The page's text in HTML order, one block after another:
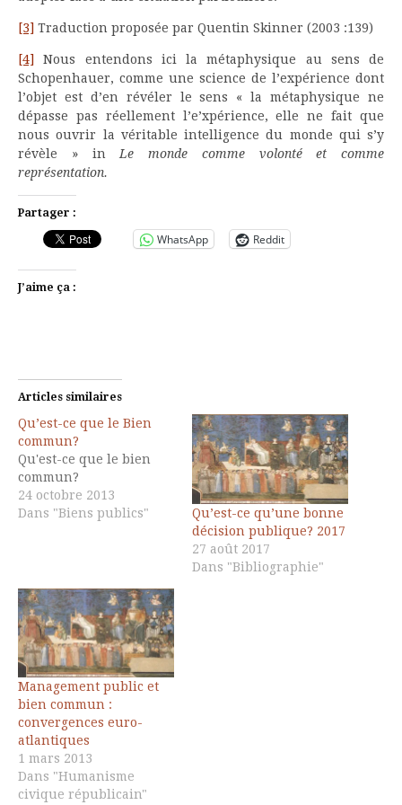
[3] Traduction proposée par Quentin Skinner (2003 :139)
[4]
Nous entendons ici la métaphysique au sens de
Schopenhauer, comme une science de l’expérience dont
l’objet est d’en révéler le sens « la métaphysique ne
dépasse pas réellement l’e’xpérience, elle ne fait que
nous ouvrir la véritable intelligence du monde qui s’y
révèle » in Le monde comme volonté et comme
représentation.
Partager :
WhatsApp Reddit
J’aime ça :
Articles similaires
Qu’est-ce que le Bien
commun?
Qu'est-ce que le bien
commun?
24 octobre 2013
Dans "Biens publics"
Qu’est-ce qu’une bonne
décision publique? 2017
27 août 2017
Dans "Bibliographie"
Management public et
bien commun :
convergences euro-
atlantiques
1 mars 2013
Dans "Humanisme
civique républicain"